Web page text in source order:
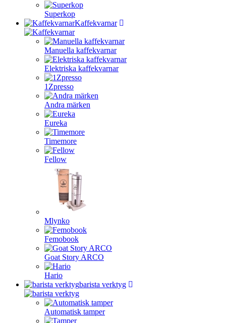
Superkop
Kaffekvarnar
Manuella kaffekvarnar
Elektriska kaffekvarnar
1Zpresso
Andra märken
Eureka
Timemore
Fellow
Mlynko
Femobook
Goat Story ARCO
Hario
barista verktyg
Automatisk tamper